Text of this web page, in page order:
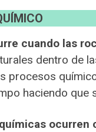
cuando las
dentro de
procesos
haciendo que
ocurren